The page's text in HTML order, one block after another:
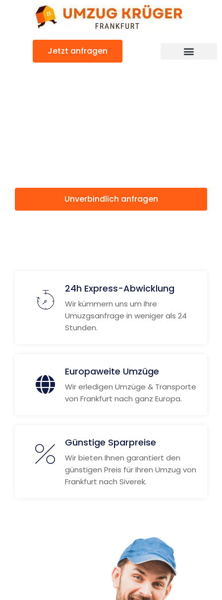
Jetzt anfragen
Unverbindlich anfragen
24h Express-Abwicklung
Wir kümmern uns um Ihre
Umuzgsanfrage in weniger als 24
Stunden.
Europaweite Umzüge
Wir erledigen Umzüge & Transporte
von Frankfurt nach ganz Europa.
Günstige Sparpreise
Wir bieten Ihnen garantiert den
günstigen Preis für Ihren Umzug von
Frankfurt nach Siverek.